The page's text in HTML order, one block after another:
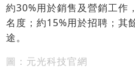
約30%用於銷售及營銷工作
名度；約15%用於招聘；其
途。
圖：元光科技官網